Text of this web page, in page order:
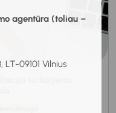
agentūra (toliau –
LT-09101 Vilnius
su karjeros